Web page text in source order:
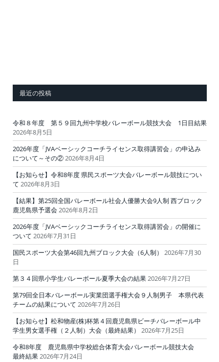
最近の投稿
令和８年度 第５９回九州中学校バレーボール競技大会 1日目結果
2026年8月5日
2026年度「JVAベーシックコーチライセンス取得講習会」の申込み
について～その②2026年8月4日
【お知らせ】令和8年度 県民スポーツ大会バレーボール競技につい
て 2026年8月3日
【結果】第25回全国バレーボール社会人優勝大会9人制 西ブロック
鹿児島県予選会 2026年8月2日
2026年度「JVAベーシックコーチライセンス取得講習会」の開催に
ついて 2026年7月31日
国民スポーツ大会第46回九州ブロック大会（6人制）
2026年7月30
日
第３４回県小学生バレーボール夏季大会の結果2026年7月27日
第79回全日本バレーボール実業団選手権大会９人制男子 本県代表
チームの結果について 2026年7月26日
【お知らせ】松和物産(株)杯第４回鹿児島県ビーチバレーボール中
学生男女選手権（２人制）大会（最終結果）
2026年7月25日
令和8年度 鹿児島県中学校総合体育大会バレーボール競技大会
最終結果2026年7月24日